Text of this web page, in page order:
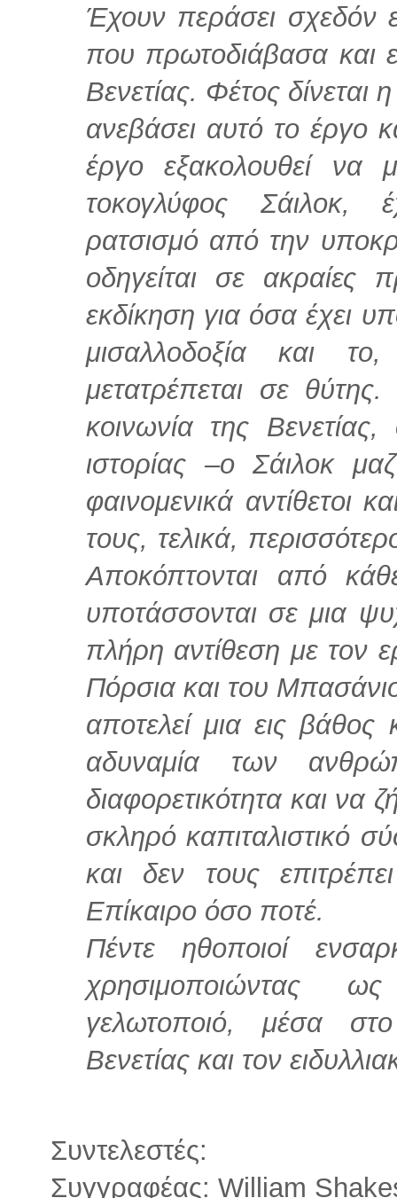
Έχουν περάσει σχεδόν
που πρωτοδιάβασα και
Βενετίας. Φέτος δίνεται
ανεβάσει αυτό το έργο
έργο εξακολουθεί να
τοκογλύφος Σάιλοκ,
ρατσισμό από την
οδηγείται σε ακραίες
εκδίκηση για όσα έχει
μισαλλοδοξία και
μετατρέπεται σε
κοινωνία της
ιστορίας –ο Σάιλοκ
φαινομενικά αντίθετοι
τους, τελικά,
Αποκόπτονται από
υποτάσσονται σε μια
πλήρη αντίθεση με τον
Πόρσια και του
αποτελεί μια εις βάθος
αδυναμία των
διαφορετικότητα και να
σκληρό καπιταλιστικό
και δεν τους
Επίκαιρο όσο ποτέ.
Πέντε ηθοποιοί
χρησιμοποιώντας
γελωτοποιό, μέσα
Βενετίας και τον
Συντελεστές:
Συγγραφέας: William